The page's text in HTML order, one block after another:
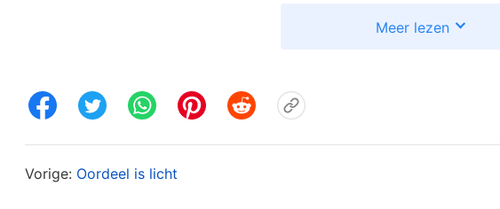
met hersenen heersen over mensen met spierkracht’,
men omwille van lekker eten en mooie kleding’, en ‘Gebruik
door niets weerhouden om officier te worden en gebruikte
Meer lezen
Vorige: Oordeel is licht